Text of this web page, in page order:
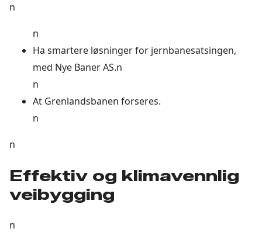
n
n
Ha smartere løsninger for jernbanesatsingen,
med Nye Baner AS.n
n
At Grenlandsbanen forseres.
n
n
Effektiv og klimavennlig
veibygging
n